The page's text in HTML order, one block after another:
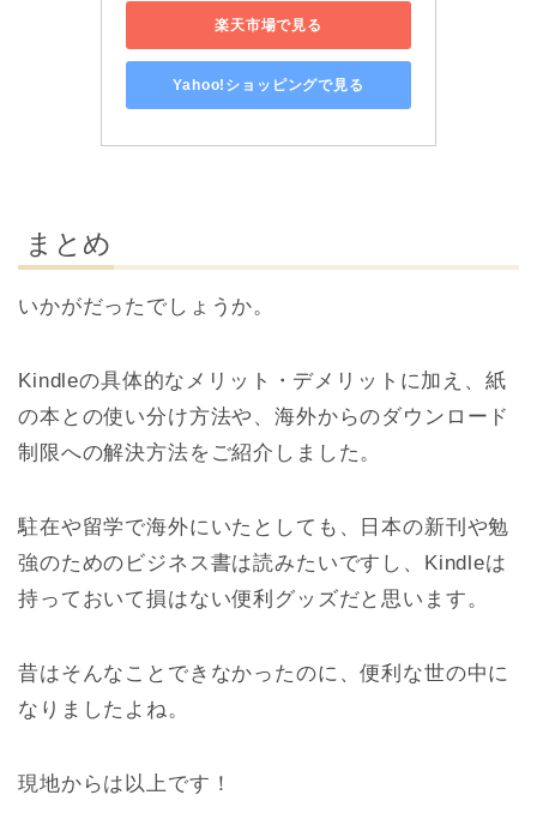
楽天市場で見る
Yahoo!ショッピングで見る
まとめ
いかがだったでしょうか。
Kindleの具体的なメリット・デメリットに加え、紙
の本との使い分け方法や、海外からのダウンロード
制限への解決方法をご紹介しました。
駐在や留学で海外にいたとしても、日本の新刊や勉
強のためのビジネス書は読みたいですし、Kindleは
持っておいて損はない便利グッズだと思います。
昔はそんなことできなかったのに、便利な世の中に
なりましたよね。
現地からは以上です！